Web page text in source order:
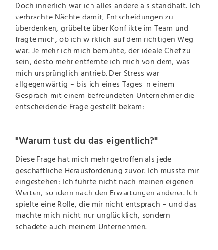
Doch innerlich war ich alles andere als standhaft. Ich
verbrachte Nächte damit, Entscheidungen zu
überdenken, grübelte über Konflikte im Team und
fragte mich, ob ich wirklich auf dem richtigen Weg
war. Je mehr ich mich bemühte, der ideale Chef zu
sein, desto mehr entfernte ich mich von dem, was
mich ursprünglich antrieb. Der Stress war
allgegenwärtig – bis ich eines Tages in einem
Gespräch mit einem befreundeten Unternehmer die
entscheidende Frage gestellt bekam:
"Warum tust du das eigentlich?"
Diese Frage hat mich mehr getroffen als jede
geschäftliche Herausforderung zuvor. Ich musste mir
eingestehen: Ich führte nicht nach meinen eigenen
Werten, sondern nach den Erwartungen anderer. Ich
spielte eine Rolle, die mir nicht entsprach – und das
machte mich nicht nur unglücklich, sondern
schadete auch meinem Unternehmen.